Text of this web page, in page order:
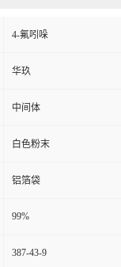
4-氟吲哚
华玖
中间体
白色粉末
铝箔袋
99%
387-43-9